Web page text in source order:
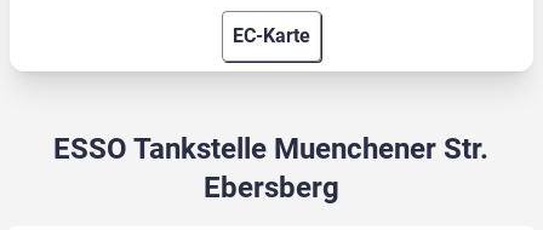
EC-Karte
ESSO Tankstelle Muenchener Str.
Ebersberg